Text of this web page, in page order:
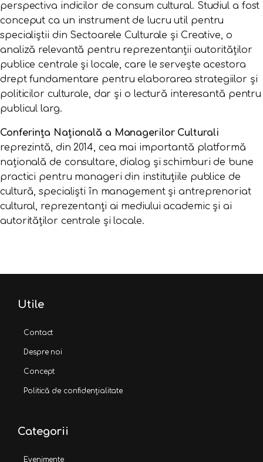
perspectiva indicilor de consum cultural. Studiul a fost
conceput ca un instrument de lucru util pentru
specialiștii din Sectoarele Culturale și Creative, o
analiză relevantă pentru reprezentanții autorităților
publice centrale și locale, care le servește acestora
drept fundamentare pentru elaborarea strategiilor și
politicilor culturale, dar și o lectură interesantă pentru
publicul larg.
Conferința Națională a Managerilor Culturali
reprezintă, din 2014, cea mai importantă platformă
națională de consultare, dialog și schimburi de bune
practici pentru manageri din instituțiile publice de
cultură, specialiști în management și antreprenoriat
cultural, reprezentanți ai mediului academic și ai
autorităților centrale și locale.
Utile
Contact
Despre noi
Concept
Politică de confidențialitate
Categorii
Evenimente